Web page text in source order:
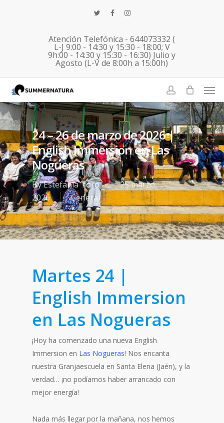
twitterfacebookinstagram
Atención Telefónica - 644073332 (
L-J 9:00 - 14:30 y 15:30 - 18:00; V
9h:00 - 14:30 y 15:30 - 16:30) Julio y
Agosto (L-V de 8:00h a 15:00h)
account
24 – 26 de marzo de 2026 |
English Immersion en Las
Nogueras
ByEstefanía Toro
25 marzo,
2026
General
Martes 24 |
English Immersion
en Las Nogueras
¡Hoy ha comenzado una nueva English
Immersion en Las Nogueras! Nos encanta
nuestra Granjaescuela en Santa Elena (Jaén), y la
verdad… ¡no podíamos haber arrancado con
mejor energía!
Nada más llegar por la mañana, nos hemos